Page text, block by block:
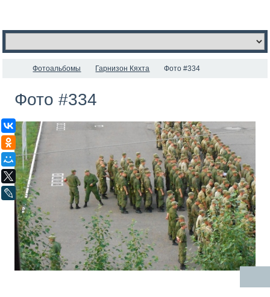
ВКонтакте
Одноклассники
Мой Мир
X
LiveJournal
Фотоальбомы Гарнизон Кяхта Фото #334
Фото #334